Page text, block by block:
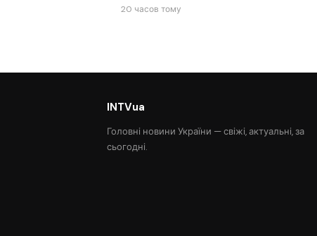
20 часов тому
INTVua
Головні новини України — свіжі, актуальні, за
сьогодні.